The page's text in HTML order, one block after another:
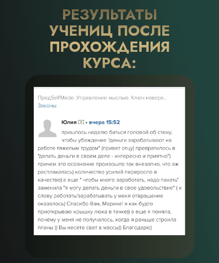
РЕЗУЛЬТАТЫ
УЧЕНИЦ ПОСЛЕ
ПРОХОЖДЕНИЯ
КУРСА: